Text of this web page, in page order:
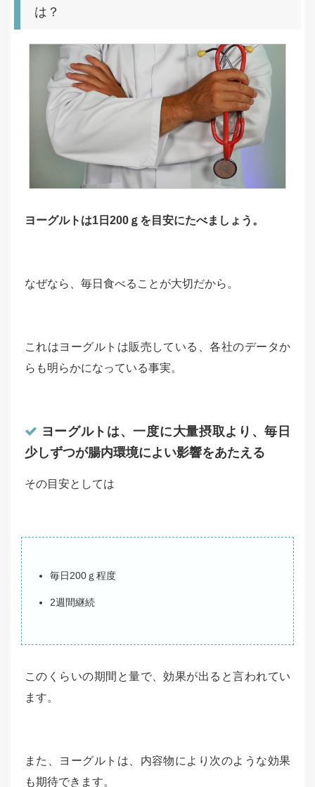
は？
ヨーグルトは1日200ｇを目安にたべましょう。
なぜなら、毎日食べることが大切だから。
これはヨーグルトは販売している、各社のデータか
らも明らかになっている事実。
ヨーグルトは、一度に大量摂取より、毎日
少しずつが腸内環境によい影響をあたえる
その目安としては
毎日200ｇ程度
2週間継続
このくらいの期間と量で、効果が出ると言われてい
ます。
また、ヨーグルトは、内容物により次のような効果
も期待できます。